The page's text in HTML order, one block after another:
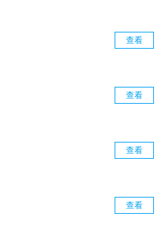
查看
查看
查看
查看